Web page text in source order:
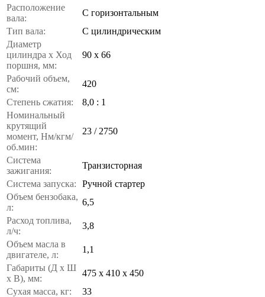
Расположение
вала:
С горизонтальным
Тип вала:
С цилиндрическим
Диаметр
цилиндра x Ход
поршня, мм:
90 х 66
Рабочий объем,
см:
420
Степень сжатия:
8,0 : 1
Номинальный
крутящий
момент, Нм/кгм/
об.мин:
23 / 2750
Система
зажигания:
Транзисторная
Система запуска:
Ручной стартер
Объем бензобака,
л:
6,5
Расход топлива,
л/ч:
3,8
Объем масла в
двигателе, л:
1,1
Габариты (Д x Ш
x В), мм:
475 х 410 х 450
Сухая масса, кг:
33